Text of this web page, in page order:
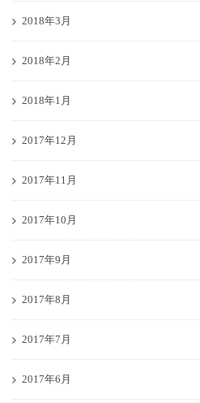
2018年3月
2018年2月
2018年1月
2017年12月
2017年11月
2017年10月
2017年9月
2017年8月
2017年7月
2017年6月